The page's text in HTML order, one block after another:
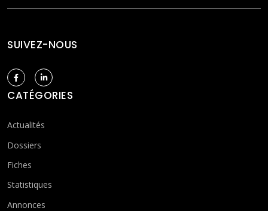
SUIVEZ-NOUS
CATÉGORIES
Actualités
Dossiers
Fiches
Statistiques
Annonces